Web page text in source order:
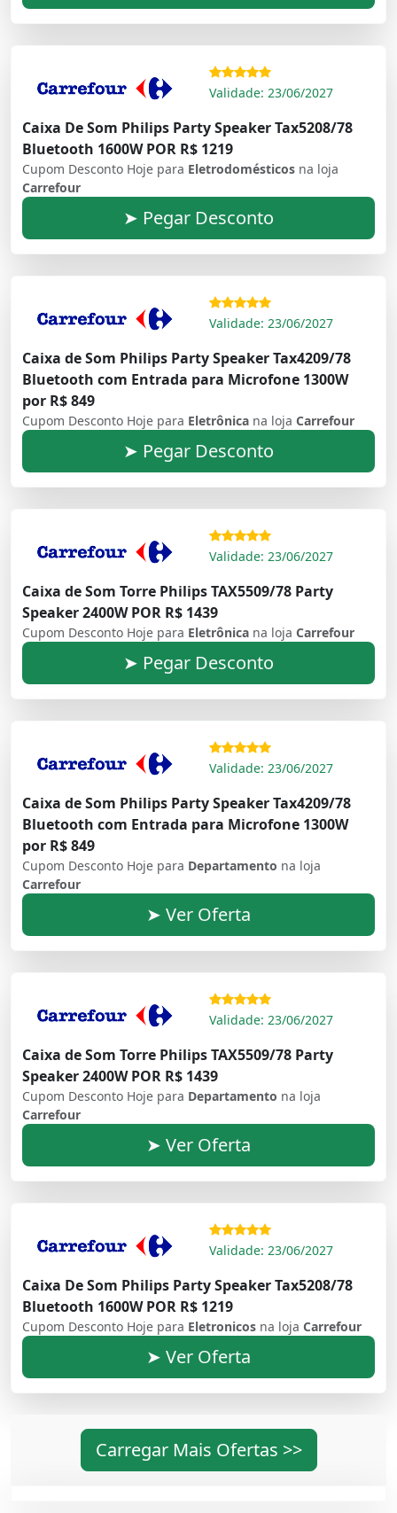
Validade: 23/06/2027
Caixa De Som Philips Party Speaker Tax5208/78
Bluetooth 1600W POR R$ 1219
Cupom Desconto Hoje para Eletrodomésticos na loja
Carrefour
➤ Pegar Desconto
Validade: 23/06/2027
Caixa de Som Philips Party Speaker Tax4209/78
Bluetooth com Entrada para Microfone 1300W
por R$ 849
Cupom Desconto Hoje para Eletrônica na loja Carrefour
➤ Pegar Desconto
Validade: 23/06/2027
Caixa de Som Torre Philips TAX5509/78 Party
Speaker 2400W POR R$ 1439
Cupom Desconto Hoje para Eletrônica na loja Carrefour
➤ Pegar Desconto
Validade: 23/06/2027
Caixa de Som Philips Party Speaker Tax4209/78
Bluetooth com Entrada para Microfone 1300W
por R$ 849
Cupom Desconto Hoje para Departamento na loja
Carrefour
➤ Ver Oferta
Validade: 23/06/2027
Caixa de Som Torre Philips TAX5509/78 Party
Speaker 2400W POR R$ 1439
Cupom Desconto Hoje para Departamento na loja
Carrefour
➤ Ver Oferta
Validade: 23/06/2027
Caixa De Som Philips Party Speaker Tax5208/78
Bluetooth 1600W POR R$ 1219
Cupom Desconto Hoje para Eletronicos na loja Carrefour
➤ Ver Oferta
Carregar Mais Ofertas >>